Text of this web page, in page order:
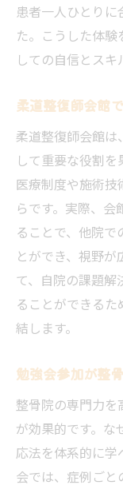
患者一人ひとり
た。こうした体
しての自信とスキ
柔道整復師会館
柔道整復師会館は
して重要な役割
医療制度や施術
らです。実際、
ることで、他院
とができ、視野
て、自院の課題
ることができる
結します。
勉強会参加が整
整骨院の専門力
が効果的です。な
応法を体系的に学
会では、症例ご